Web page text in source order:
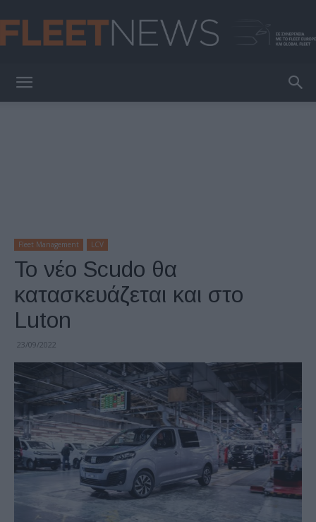
Fleet Management LCV
To νέο Scudo θα
κατασκευάζεται και στο
Luton
23/09/2022